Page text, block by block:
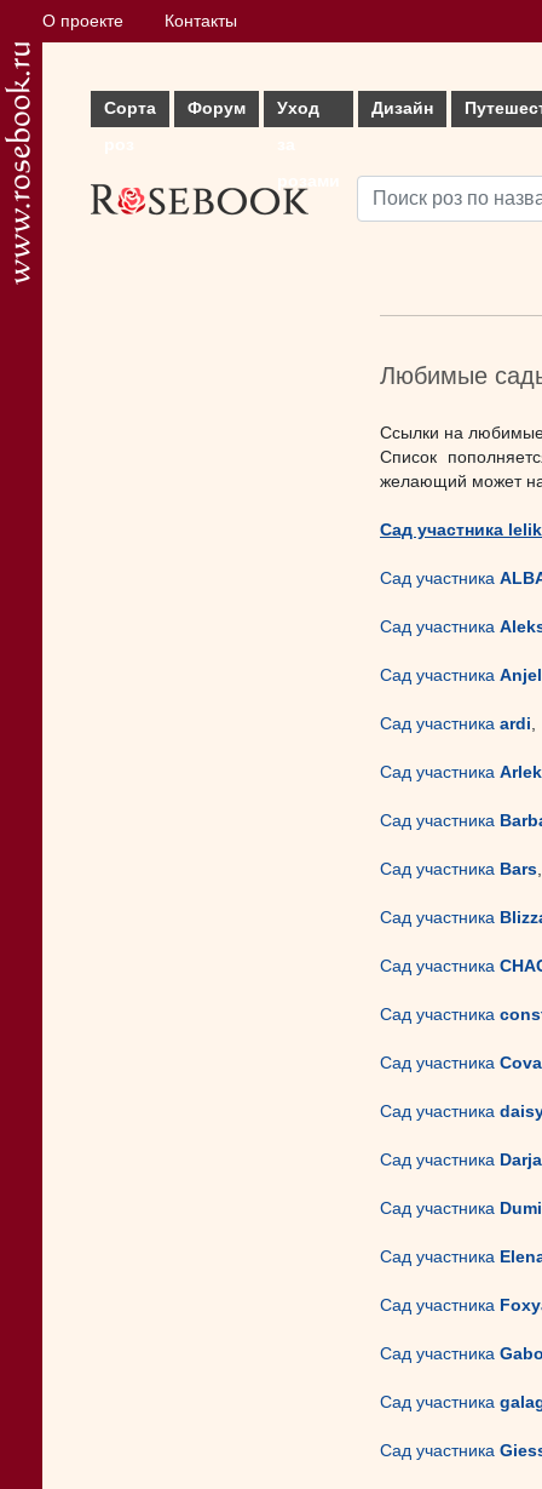
О проекте Контакты
Сорта
Форум
Уход
Дизайн
Любимые
Ссылки на
Список
желающий может
Сад участника
Сад участника
Сад участника
Сад участника
Сад участника ardi,
Сад участника
Сад участника
Сад участника Bars
Сад участника
Сад участника
Сад участника
Сад участника Cova
Сад участника
Сад участника Darja
Сад участника
Сад участника
Сад участника
Сад участника
Сад участника
Сад участника